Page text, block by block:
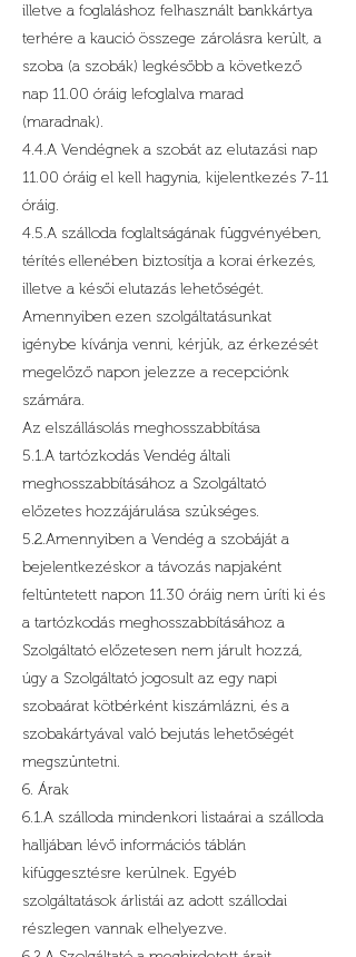
illetve a foglaláshoz felhasznált bankkártya
terhére a kaució összege zárolásra került, a
szoba (a szobák) legkésőbb a következő
nap 11.00 óráig lefoglalva marad
(maradnak).
4.4.A Vendégnek a szobát az elutazási nap
11.00 óráig el kell hagynia, kijelentkezés 7-11
óráig.
4.5.A szálloda foglaltságának függvényében,
térítés ellenében biztosítja a korai érkezés,
illetve a késői elutazás lehetőségét.
Amennyiben ezen szolgáltatásunkat
igénybe kívánja venni, kérjük, az érkezését
megelőző napon jelezze a recepciónk
számára.
Az elszállásolás meghosszabbítása
5.1.A tartózkodás Vendég általi
meghosszabbításához a Szolgáltató
előzetes hozzájárulása szükséges.
5.2.Amennyiben a Vendég a szobáját a
bejelentkezéskor a távozás napjaként
feltüntetett napon 11.30 óráig nem üríti ki és
a tartózkodás meghosszabbításához a
Szolgáltató előzetesen nem járult hozzá,
úgy a Szolgáltató jogosult az egy napi
szobaárat kötbérként kiszámlázni, és a
szobakártyával való bejutás lehetőségét
megszüntetni.
6. Árak
6.1.A szálloda mindenkori listaárai a szálloda
halljában lévő információs táblán
kifüggesztésre kerülnek. Egyéb
szolgáltatások árlistái az adott szállodai
részlegen vannak elhelyezve.